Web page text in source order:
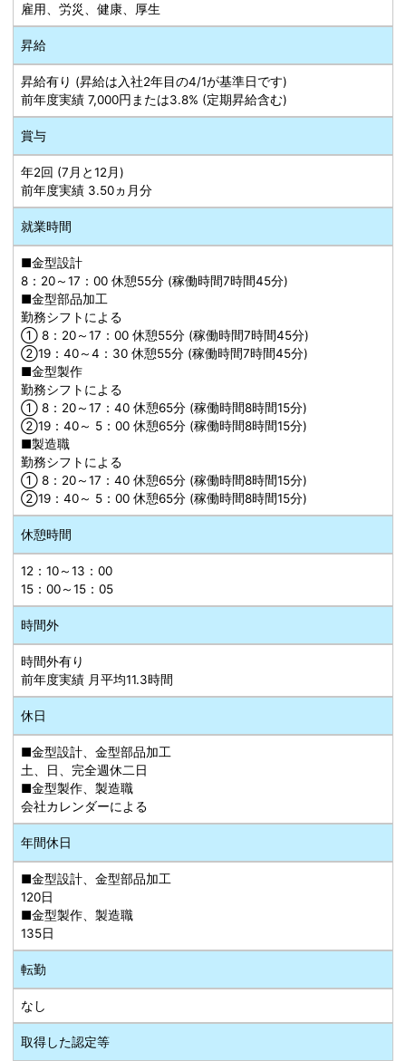
雇用、労災、健康、厚生
昇給
昇給有り (昇給は入社2年目の4/1が基準日です)
前年度実績 7,000円または3.8% (定期昇給含む)
賞与
年2回 (7月と12月)
前年度実績 3.50ヵ月分
就業時間
■金型設計
8：20～17：00 休憩55分 (稼働時間7時間45分)
■金型部品加工
勤務シフトによる
① 8：20～17：00 休憩55分 (稼働時間7時間45分)
②19：40～4：30 休憩55分 (稼働時間7時間45分)
■金型製作
勤務シフトによる
① 8：20～17：40 休憩65分 (稼働時間8時間15分)
②19：40～ 5：00 休憩65分 (稼働時間8時間15分)
■製造職
勤務シフトによる
① 8：20～17：40 休憩65分 (稼働時間8時間15分)
②19：40～ 5：00 休憩65分 (稼働時間8時間15分)
休憩時間
12：10～13：00
15：00～15：05
時間外
時間外有り
前年度実績 月平均11.3時間
休日
■金型設計、金型部品加工
土、日、完全週休二日
■金型製作、製造職
会社カレンダーによる
年間休日
■金型設計、金型部品加工
120日
■金型製作、製造職
135日
転勤
なし
取得した認定等